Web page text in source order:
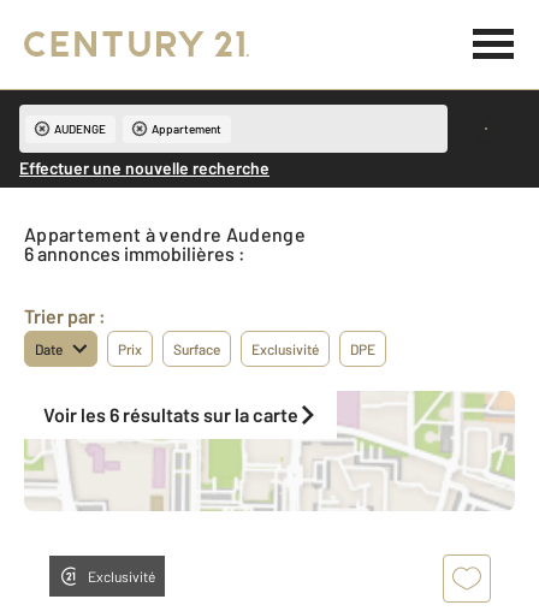
AUDENGE Appartement
Effectuer une nouvelle recherche
Appartement à vendre Audenge
6 annonces immobilières :
Trier par :
Date Prix Surface Exclusivité DPE
Voir les 6 résultats sur la carte
Exclusivité